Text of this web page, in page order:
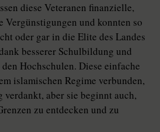
diese Veteranen finanzielle,
Vergünstigungen und konnten so
oder gar in die Elite des Landes
besserer Schulbildung und
Hochschulen. Diese einfache
islamischen Regime verbunden,
aber sie beginnt auch,
zu entdecken und zu